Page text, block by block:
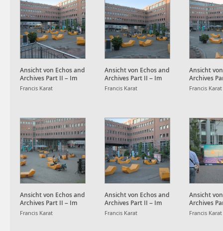
Ansicht von Echos and
Archives Part II – Im
Strudel der Daten und
Francis Karat
Ansicht von Echos and
Archives Part II – Im
Strudel der Daten und
Francis Karat
Ansicht
Archives
Strudel
Francis Karat
Ansicht von Echos and
Archives Part II – Im
Strudel der Daten und
Francis Karat
Ansicht von Echos and
Archives Part II – Im
Strudel der Daten und
Francis Karat
Ansicht
Archives
Strudel
Francis Karat